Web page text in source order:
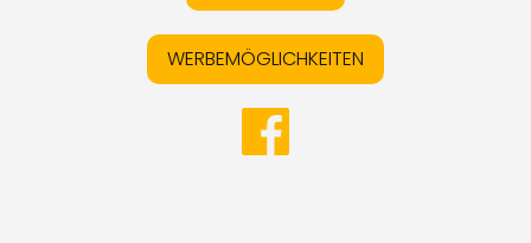
WERBEMÖGLICHKEITEN